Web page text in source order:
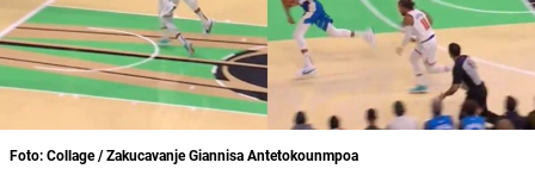
Foto: Collage / Zakucavanje Giannisa Antetokounmpoa